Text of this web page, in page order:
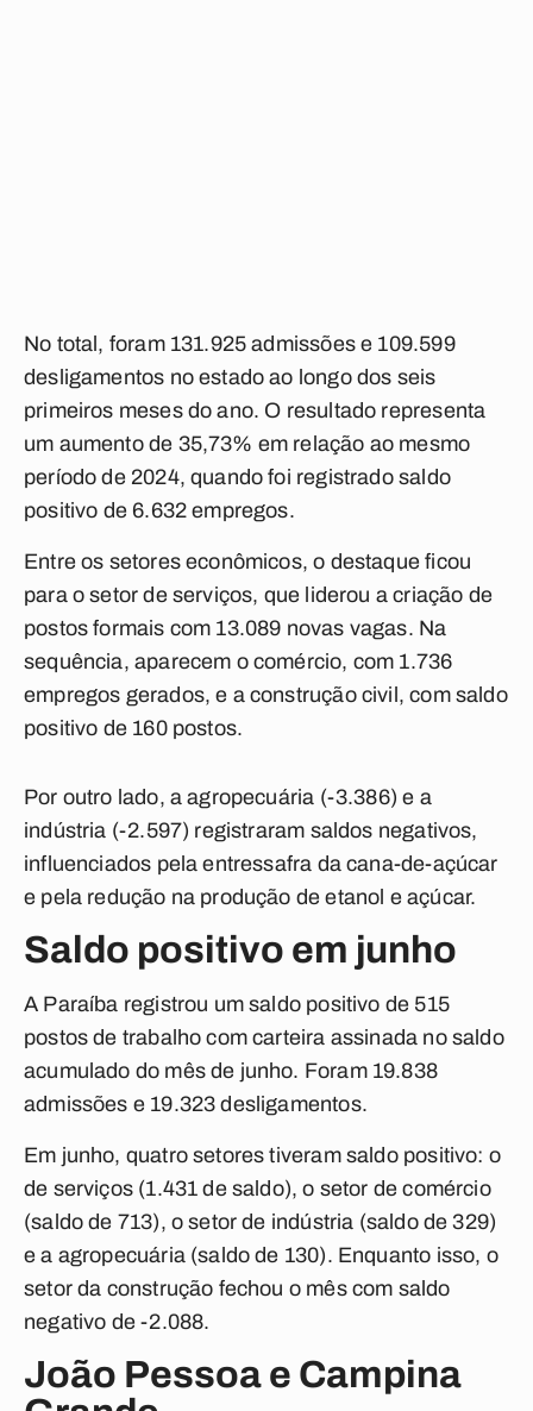
No total, foram 131.925 admissões e 109.599
desligamentos no estado ao longo dos seis
primeiros meses do ano. O resultado representa
um aumento de 35,73% em relação ao mesmo
período de 2024, quando foi registrado saldo
positivo de 6.632 empregos.
Entre os setores econômicos, o destaque ficou
para o setor de serviços, que liderou a criação de
postos formais com 13.089 novas vagas. Na
sequência, aparecem o comércio, com 1.736
empregos gerados, e a construção civil, com saldo
positivo de 160 postos.
Por outro lado, a agropecuária (-3.386) e a
indústria (-2.597) registraram saldos negativos,
influenciados pela entressafra da cana-de-açúcar
e pela redução na produção de etanol e açúcar.
Saldo positivo em junho
A Paraíba registrou um saldo positivo de 515
postos de trabalho com carteira assinada no saldo
acumulado do mês de junho. Foram 19.838
admissões e 19.323 desligamentos.
Em junho, quatro setores tiveram saldo positivo: o
de serviços (1.431 de saldo), o setor de comércio
(saldo de 713), o setor de indústria (saldo de 329)
e a agropecuária (saldo de 130). Enquanto isso, o
setor da construção fechou o mês com saldo
negativo de -2.088.
João Pessoa e Campina